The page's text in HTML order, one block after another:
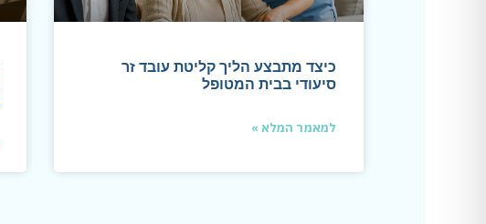
כיצד מתבצע הליך קליטת עובד זר
סיעודי בבית המטופל
למאמר המלא »